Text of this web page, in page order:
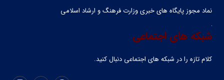
نماد مجوز پایگاه های خبری وزارت فرهنگ و ارشاد اسلامی
شبکه های اجتماعی
کلام تازه را در شبکه ‌های اجتماعی دنبال کنید.